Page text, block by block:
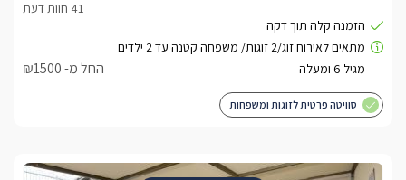
החל מ- ₪1500
סוויטה פרטית לזוגות ומשפחות